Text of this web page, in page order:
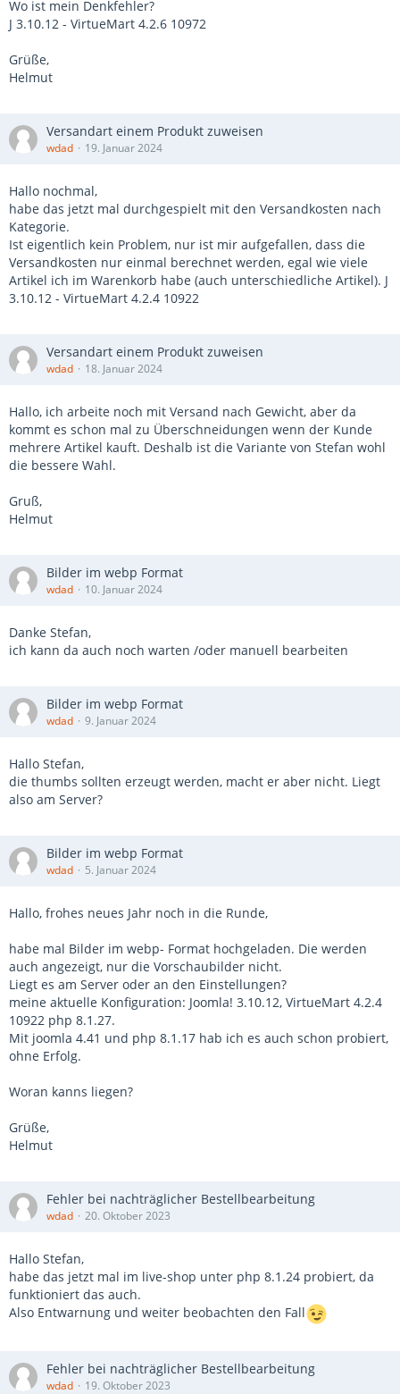
Wo ist mein Denkfehler?
J 3.10.12 - VirtueMart 4.2.6 10972
Grüße,
Helmut
Versandart einem Produkt zuweisen
wdad 19. Januar 2024
Hallo nochmal,
habe das jetzt mal durchgespielt mit den Versandkosten nach
Kategorie.
Ist eigentlich kein Problem, nur ist mir aufgefallen, dass die
Versandkosten nur einmal berechnet werden, egal wie viele
Artikel ich im Warenkorb habe (auch unterschiedliche Artikel). J
3.10.12 - VirtueMart 4.2.4 10922
Versandart einem Produkt zuweisen
wdad 18. Januar 2024
Hallo, ich arbeite noch mit Versand nach Gewicht, aber da
kommt es schon mal zu Überschneidungen wenn der Kunde
mehrere Artikel kauft. Deshalb ist die Variante von Stefan wohl
die bessere Wahl.
Gruß,
Helmut
Bilder im webp Format
wdad 10. Januar 2024
Danke Stefan,
ich kann da auch noch warten /oder manuell bearbeiten
Bilder im webp Format
wdad 9. Januar 2024
Hallo Stefan,
die thumbs sollten erzeugt werden, macht er aber nicht. Liegt
also am Server?
Bilder im webp Format
wdad 5. Januar 2024
Hallo, frohes neues Jahr noch in die Runde,
habe mal Bilder im webp- Format hochgeladen. Die werden
auch angezeigt, nur die Vorschaubilder nicht.
Liegt es am Server oder an den Einstellungen?
meine aktuelle Konfiguration: Joomla! 3.10.12, VirtueMart 4.2.4
10922 php 8.1.27.
Mit joomla 4.41 und php 8.1.17 hab ich es auch schon probiert,
ohne Erfolg.
Woran kanns liegen?
Grüße,
Helmut
Fehler bei nachträglicher Bestellbearbeitung
wdad 20. Oktober 2023
Hallo Stefan,
habe das jetzt mal im live-shop unter php 8.1.24 probiert, da
funktioniert das auch.
Also Entwarnung und weiter beobachten den Fall
Fehler bei nachträglicher Bestellbearbeitung
wdad 19. Oktober 2023